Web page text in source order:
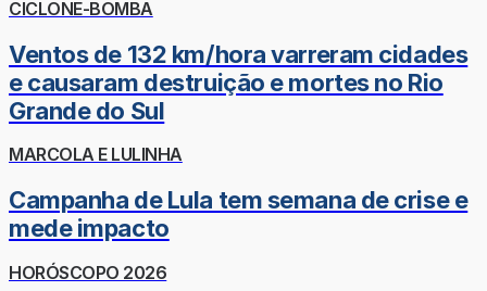
CICLONE-BOMBA
Ventos de 132 km/hora varreram cidades
e causaram destruição e mortes no Rio
Grande do Sul
MARCOLA E LULINHA
Campanha de Lula tem semana de crise e
mede impacto
HORÓSCOPO 2026